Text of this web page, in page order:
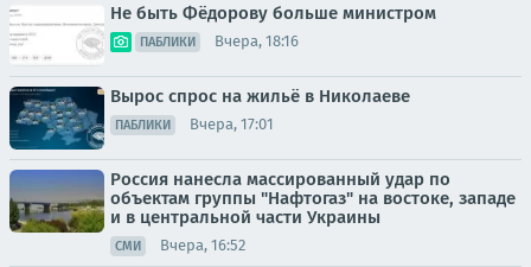
Не быть Фёдорову больше министром
ПАБЛИКИ Вчера, 18:16
Вырос спрос на жильё в Николаеве
ПАБЛИКИ Вчера, 17:01
Россия нанесла массированный удар по
объектам группы "Нафтогаз" на востоке, западе
и в центральной части Украины
СМИ Вчера, 16:52